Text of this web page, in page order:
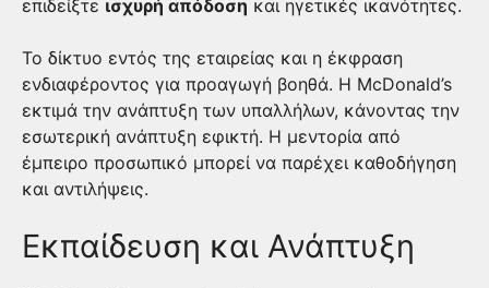
επιδείξτε ισχυρή απόδοση και ηγετικές ικανότητες.
Το δίκτυο εντός της εταιρείας και η έκφραση
ενδιαφέροντος για προαγωγή βοηθά. Η McDonald’s
εκτιμά την ανάπτυξη των υπαλλήλων, κάνοντας την
εσωτερική ανάπτυξη εφικτή. Η μεντορία από
έμπειρο προσωπικό μπορεί να παρέχει καθοδήγηση
και αντιλήψεις.
Εκπαίδευση και Ανάπτυξη